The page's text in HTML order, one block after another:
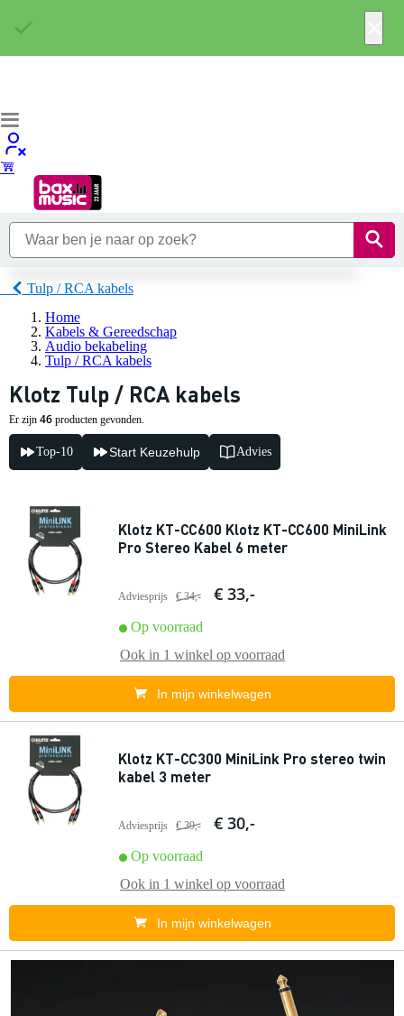
Tulp / RCA kabels
Home
Kabels & Gereedschap
Audio bekabeling
Tulp / RCA kabels
Klotz Tulp / RCA kabels
Er zijn 46 producten gevonden.
Top-10 Start Keuzehulp Advies
Klotz KT-CC600 Klotz KT-CC600 MiniLink
Pro Stereo Kabel 6 meter
Adviesprijs € 34,- € 33,-
Op voorraad
Ook in 1 winkel op voorraad
In mijn winkelwagen
Klotz KT-CC300 MiniLink Pro stereo twin
kabel 3 meter
Adviesprijs € 39,- € 30,-
Op voorraad
Ook in 1 winkel op voorraad
In mijn winkelwagen